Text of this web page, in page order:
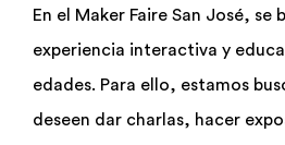
En el Maker Faire San José, se
experiencia interactiva y
edades. Para ello, estamos
deseen dar charlas, hacer